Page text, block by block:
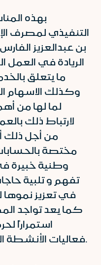
بهذه
التنفيذي لمصرف
بن عبدالعزيز
الريادة في
ما يتعلق
وكذلك الاسهام
لما لها من
لارتباط ذلك
من أجل ذلك
مختصة
وطنية خبيرة
تفهم و تلبية
في تعزيز نموها
كما يعد تواجد
استمراراً
فعاليات الأنشطة المختلفة ذات النفع العام.